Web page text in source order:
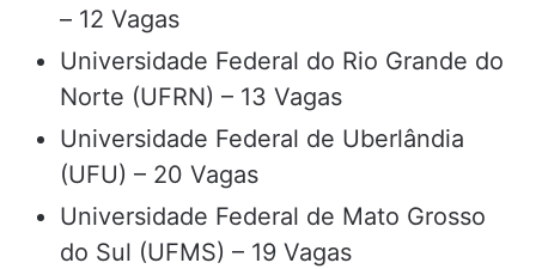
– 12 Vagas
Universidade Federal do Rio Grande do
Norte (UFRN) – 13 Vagas
Universidade Federal de Uberlândia
(UFU) – 20 Vagas
Universidade Federal de Mato Grosso
do Sul (UFMS) – 19 Vagas